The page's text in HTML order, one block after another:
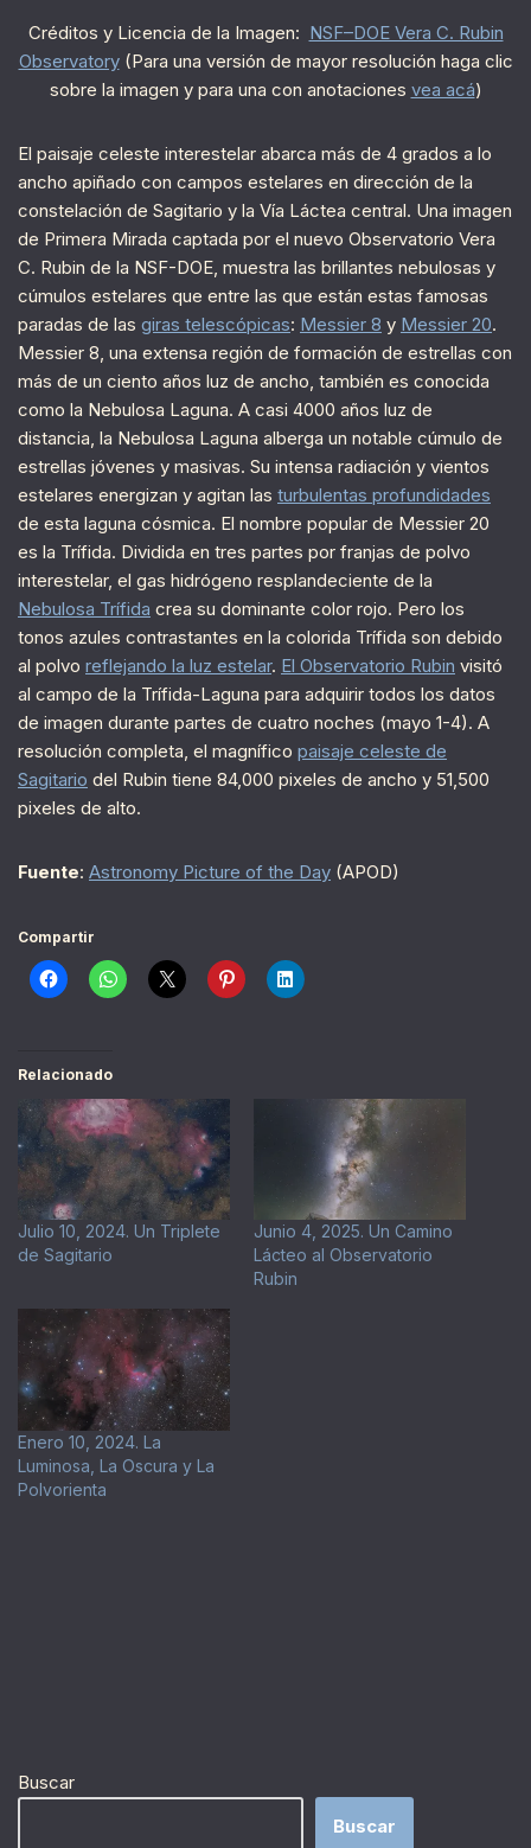
Créditos y Licencia de la Imagen: NSF–DOE Vera C. Rubin
Observatory(Para una versión de mayor resolución haga clic
sobre la imagen y para una con anotaciones vea acá)
El paisaje celeste interestelar abarca más de 4 grados a lo
ancho apiñado con campos estelares en dirección de la
constelación de Sagitario y la Vía Láctea central. Una imagen
de Primera Mirada captada por el nuevo Observatorio Vera
C. Rubin de la NSF-DOE, muestra las brillantes nebulosas y
cúmulos estelares que entre las que están estas famosas
paradas de las giras telescópicas: Messier 8 y Messier 20.
Messier 8, una extensa región de formación de estrellas con
más de un ciento años luz de ancho, también es conocida
como la Nebulosa Laguna. A casi 4000 años luz de
distancia, la Nebulosa Laguna alberga un notable cúmulo de
estrellas jóvenes y masivas. Su intensa radiación y vientos
estelares energizan y agitan las turbulentas profundidades
de esta laguna cósmica. El nombre popular de Messier 20
es la Trífida. Dividida en tres partes por franjas de polvo
interestelar, el gas hidrógeno resplandeciente de la
Nebulosa Trífida crea su dominante color rojo. Pero los
tonos azules contrastantes en la colorida Trífida son debido
al polvo reflejando la luz estelar. El Observatorio Rubin visitó
al campo de la Trífida-Laguna para adquirir todos los datos
de imagen durante partes de cuatro noches (mayo 1-4). A
resolución completa, el magnífico paisaje celeste de
Sagitario del Rubin tiene 84,000 pixeles de ancho y 51,500
pixeles de alto.
Fuente: Astronomy Picture of the Day (APOD)
Compartir
Relacionado
Julio 10, 2024. Un Triplete
de Sagitario
Junio 4, 2025. Un Camino
Lácteo al Observatorio
Rubin
Enero 10, 2024. La
Luminosa, La Oscura y La
Polvorienta
Buscar
Buscar